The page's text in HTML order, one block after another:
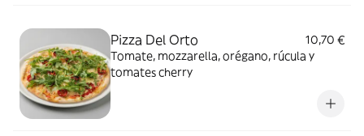
Pizza Del Orto
10,70 €
Tomate, mozzarella, orégano, rúcula y
tomates cherry